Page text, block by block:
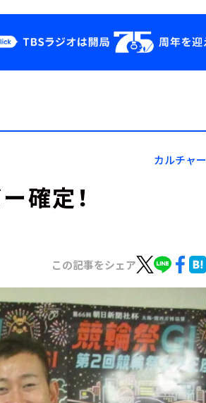
YouTube
カルチャー
確定！
この記事をシェア